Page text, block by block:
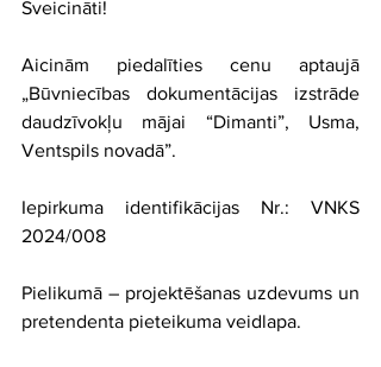
Sveicināti!
Aicinām piedalīties cenu aptaujā
„Būvniecības dokumentācijas izstrāde
daudzīvokļu mājai “Dimanti”, Usma,
Ventspils novadā”.
Iepirkuma identifikācijas Nr.: VNKS
2024/008
Pielikumā – projektēšanas uzdevums un
pretendenta pieteikuma veidlapa.